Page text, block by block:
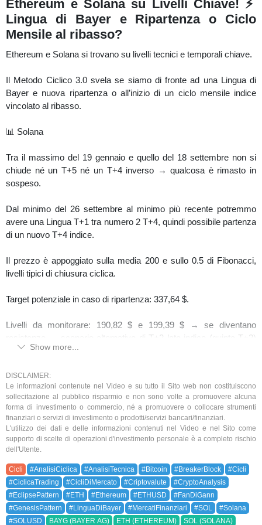
vincoli ribassisti sui cicli inversi in corso.
👉 Con il Metodo Ciclico 3.0 impari a interpretare i vincoli
nuovi impulsi di mercato.
📅 Data di pubblicazione: 25/10/2025
⚠️ Nota: Le informazioni fornite in questo video sono a scopo
sono asset ad alto rischio: fai sempre le tue ricerche prima di
Ethereum e Solana su Livelli Chiave! ⚡️
Lingua di Bayer e Ripartenza o Ciclo
Mensile al ribasso?
Ethereum e Solana si trovano su livelli tecnici e temporali chiave.
Il Metodo Ciclico 3.0 svela se siamo di fronte ad una Lingua di
Bayer e nuova ripartenza o all’inizio di un ciclo mensile indice
vincolato al ribasso.
📊 Solana
Tra il massimo del 19 gennaio e quello del 18 settembre non si
chiude né un T+5 né un T+4 inverso → qualcosa è rimasto in
sospeso.
Dal minimo del 26 settembre al minimo più recente potremmo
avere una Lingua T+1 tra numero 2 T+4, quindi possibile partenza
di un nuovo T+4 indice.
Il prezzo è appoggiato sulla media 200 e sullo 0.5 di Fibonacci,
livelli tipici di chiusura ciclica.
Target potenziale in caso di ripartenza: 337,64 $.
Livelli da monitorare: 190,82 $ e 199,39 $ → se diventano
resistenze → scenario alternativo di T+2 lato indice (quinto T+2)
vincolato al ribasso, con possibile supporto in zona 155,69 $.
📊 Ethereum
Dal massimo del 16 dicembre 2024 al 24 agosto 2025, anche qui
tempo “in sospeso” tra un T+4 e un T+5 → possibile ritorno verso
i massimi.
Il minimo di ieri si appoggia sulla Fan di Gann 1/1 di medio-lungo
periodo e sullo 0.5 di un breaker block → supporto tecnico e
ciclico rilevante.
Possibile Lingua T tra due T+3, con partenza di un nuovo T+3.
Show more...
DISCLAIMER:
Le informazioni contenute nel Video e su tutto il Sito web non costituiscono
sollecitazione al pubblico risparmio e non sono volte a promuovere alcuna
forma di investimento o commercio, né a promuovere o collocare strumenti
finanziari o servizi di investimento o prodotti/servizi bancari/finanziari.
L'utilizzo dei dati e delle informazioni contenuti nel Video e nel Sito come
supporto di scelte di operazioni d'investimento personale è a completo rischio
dell'Utente.
Cicli #AnalisiCiclica #AnalisiTecnica #Bitcoin #BreakerBlock
#Cicli
#CiclicaTrading
#CicliDiMercato #Criptovalute
#CryptoAnalysis
#EclipsePattern
#ETH #Ethereum #ETHUSD
#FanDiGann
#GenesisPattern
#LinguaDiBayer #MercatiFinanziari #SOL
#Solana
#SOLUSD
BAYG (BAYER AG) ETH (ETHEREUM)
SOL (SOLANA)